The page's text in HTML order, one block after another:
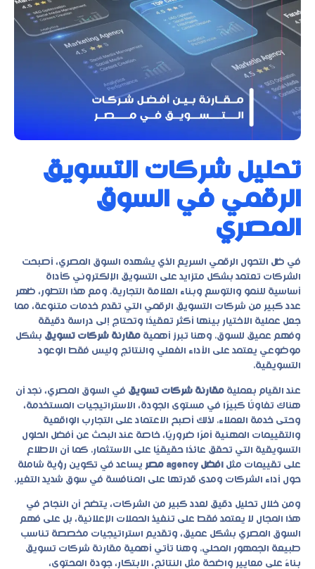
تحليل شركات التسويق
الرقمي في السوق
المصري
في ظل التحول الرقمي السريع الذي يشهده السوق المصري، أصبحت
الشركات تعتمد بشكل متزايد على التسويق الإلكتروني كأداة
أساسية للنمو والتوسع وبناء العلامة التجارية. ومع هذا التطور، ظهر
عدد كبير من شركات التسويق الرقمي التي تقدم خدمات متنوعة، مما
جعل عملية الاختيار بينها أكثر تعقيدًا وتحتاج إلى دراسة دقيقة
وفهم عميق للسوق. وهنا تبرز أهمية مقارنة شركات تسويق بشكل
موضوعي يعتمد على الأداء الفعلي والنتائج وليس فقط الوعود
التسويقية.
عند القيام بعملية مقارنة شركات تسويق في السوق المصري، نجد أن
هناك تفاوتًا كبيرًا في مستوى الجودة، الاستراتيجيات المستخدمة،
وحتى خدمة العملاء. لذلك أصبح الاعتماد على التجارب الواقعية
والتقييمات المهنية أمرًا ضروريًا، خاصة عند البحث عن أفضل الحلول
التسويقية التي تحقق عائدًا حقيقيًا على الاستثمار. كما أن الاطلاع
على تقييمات مثل افضل agency مصر
يساعد في تكوين رؤية شاملة
حول أداء الشركات ومدى قدرتها على المنافسة في سوق شديد التغير.
ومن خلال تحليل دقيق لعدد كبير من الشركات، يتضح أن النجاح في
هذا المجال لا يعتمد فقط على تنفيذ الحملات الإعلانية، بل على فهم
السوق المصري بشكل عميق، وتقديم استراتيجيات مخصصة تناسب
طبيعة الجمهور المحلي. وهنا تأتي أهمية مقارنة شركات تسويق
بناءً على معايير واضحة مثل النتائج، الابتكار، جودة المحتوى،